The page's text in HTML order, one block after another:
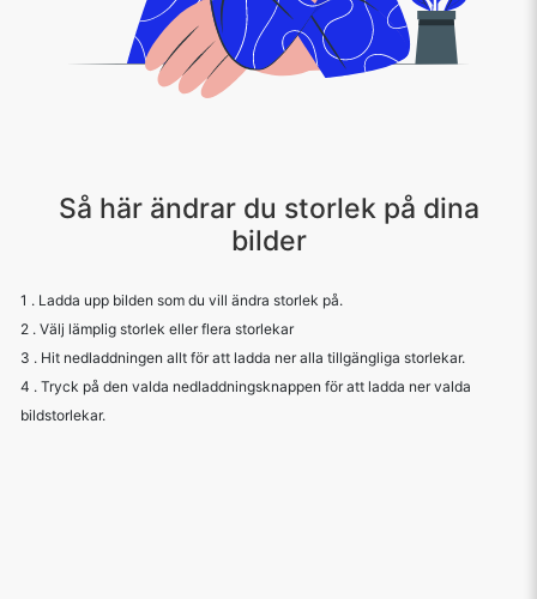
Så här ändrar du storlek på dina
bilder
1 . Ladda upp bilden som du vill ändra storlek på.
2 . Välj lämplig storlek eller flera storlekar
3 . Hit nedladdningen allt för att ladda ner alla tillgängliga storlekar.
4 . Tryck på den valda nedladdningsknappen för att ladda ner valda
bildstorlekar.